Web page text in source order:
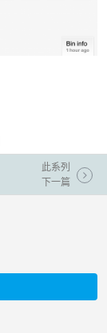
此系列
下一篇